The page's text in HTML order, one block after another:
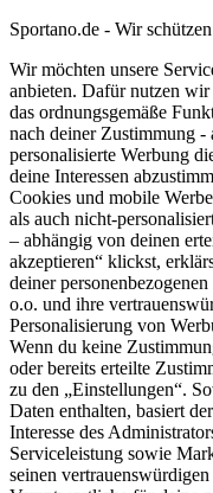
Sportano.de - Wir
Wir möchten unsere
anbieten. Dafür nutzen
das ordnungsgemäße
nach deiner Zustimmung
personalisierte Werbung
deine Interessen
Cookies und mobile
als auch nicht-
– abhängig von deinen
akzeptieren“ klickst,
deiner
o.o. und ihre
Personalisierung von
Wenn du keine
oder bereits erteilte
zu den „Einstellungen“.
Daten enthalten, basiert
Interesse des
Serviceleistung sowie
seinen